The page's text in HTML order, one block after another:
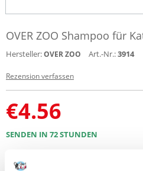
OVER ZOO Shampoo für
Hersteller:OVER ZOO Art.-Nr.:3914
Rezension verfassen
€4.56
SENDEN IN 72 STUNDEN